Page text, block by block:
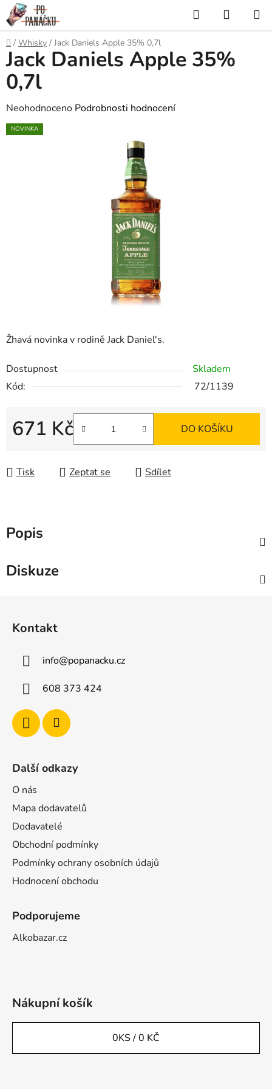
Přejít
na
obsah
Hledat
KOŠÍK
Domů
/ Whisky / Jack Daniels Apple 35% 0,7l
Žhavá novinka v rodině Jack Daniel's.
Dostupnost
Skladem
Kód:
72/1139
671 Kč DO KOŠÍKU
Tisk Zeptat se Sdílet
Jack Daniels Apple 35%
0,7l
Průměrné
hodnocení
Neohodnoceno Podrobnosti hodnocení
NOVINKA
Popis
Diskuze
Kontakt
info@popanacku.cz
608 373 424
Další odkazy
O nás
Mapa dodavatelů
Dodavatelé
Obchodní podmínky
Podmínky ochrany osobních údajů
Hodnocení obchodu
Podporujeme
Alkobazar.cz
Nákupní košík
0KS /0 KČ